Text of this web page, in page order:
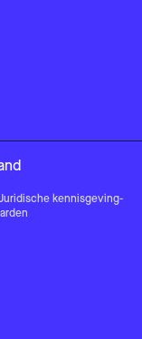
kennisgeving-